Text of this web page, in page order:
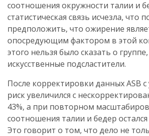
соотношения окружности талии и
статистическая связь исчезла, что
предположить, что ожирение
опосредующим фактором в этой
этого нельзя было сказать о
искусственные подсластители.
После корректировки данных ASB
риск увеличился с
43%, а при повторном
соотношения талии и бедер
Это говорит о том, что дело не